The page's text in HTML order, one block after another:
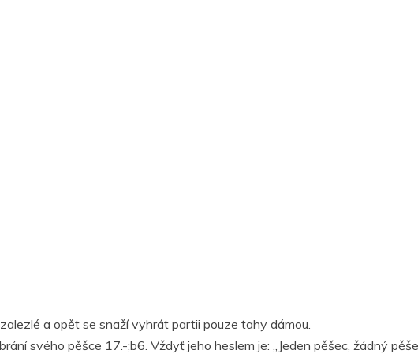
a opět se snaží vyhrát partii pouze tahy dámou.
svého pěšce 17.-;b6. Vždyť jeho heslem je: „Jeden pěšec, žádný